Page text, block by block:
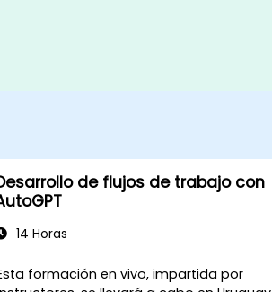
de flujos de trabajo con
14 Horas
formación en vivo, impartida por